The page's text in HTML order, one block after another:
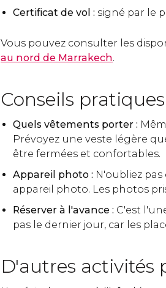
Certificat de vol : signé par le
Vous pouvez consulter les
au nord de Marrakech.
Conseils
Quels vêtements porter :
Prévoyez une veste légère
être fermées et confortables.
Appareil photo : N'oubliez
appareil photo. Les photos
Réserver à l'avance : C'est
pas le dernier jour, car les
D'autres activités